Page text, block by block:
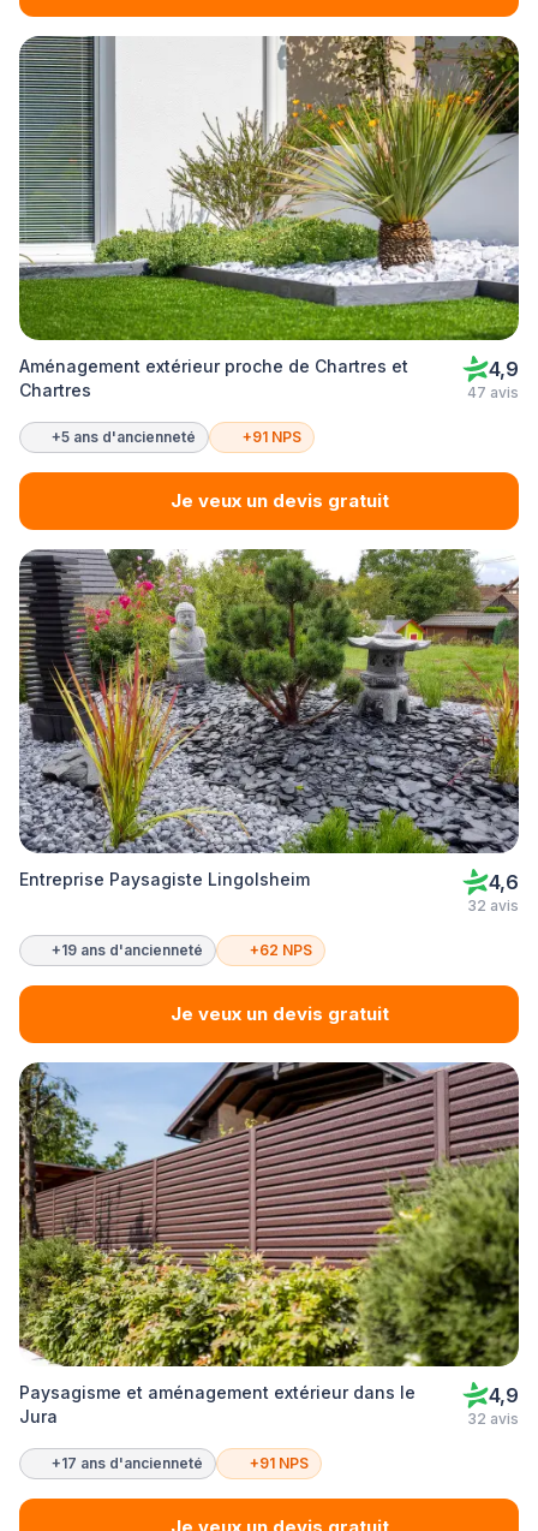
Aménagement extérieur proche de Chartres et
Chartres
4,9
47 avis
+5 ans d'ancienneté +91 NPS
Je veux un devis gratuit
Entreprise Paysagiste Lingolsheim 4,6
32 avis
+19 ans d'ancienneté +62 NPS
Je veux un devis gratuit
Paysagisme et aménagement extérieur dans le
Jura
4,9
32 avis
+17 ans d'ancienneté +91 NPS